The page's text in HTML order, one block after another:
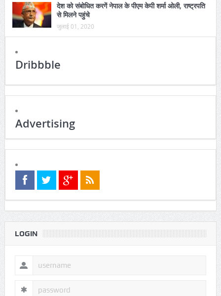
देश को संबोधित करगें नेपाल के पीएम केपी शर्मा ओली, राष्ट्रपति
से मिलने पहुंचे
जुलाई 01, 2020
Dribbble
Advertising
LOGIN